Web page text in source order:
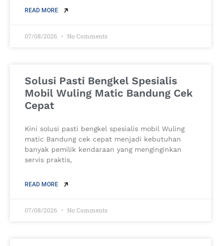
READ MORE
07/08/2026 No Comments
Solusi Pasti Bengkel Spesialis
Mobil Wuling Matic Bandung Cek
Cepat
Kini solusi pasti bengkel spesialis mobil Wuling
matic Bandung cek cepat menjadi kebutuhan
banyak pemilik kendaraan yang menginginkan
servis praktis,
READ MORE
07/08/2026 No Comments